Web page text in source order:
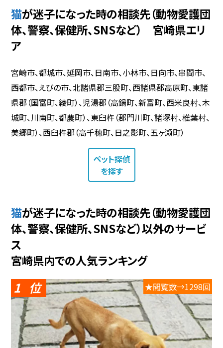
猫が迷子になった時の相談先（動物愛護団
体、警察、保健所、SNSなど） 宮崎県エリ
ア
宮崎市、都城市、延岡市、日南市、小林市、日向市、串間市、
西都市、えびの市、北諸県郡三股町、西諸県郡高原町、東諸
県郡（国富町、綾町）、児湯郡（高鍋町、新富町、西米良村、木
城町、川南町、都農町）、東臼杵（郡門川町、諸塚村、椎葉村、
美郷町）、西臼杵郡（高千穂町、日之影町、五ヶ瀬町）
ペット探偵
を探す
猫が迷子になった時の相談先（動物愛護団
体、警察、保健所、SNSなど）以外のサービ
ス
宮崎県内での人気ランキング
1 ★閲覧数→1298回